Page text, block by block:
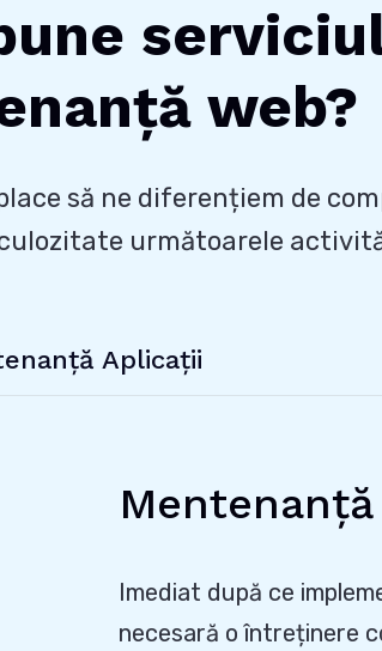
web?
să ne diferențiem de
următoarele
Aplicații
Mentenanță
Imediat după ce
necesară o întreținere